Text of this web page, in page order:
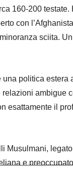
160-200 testate.
con
sciita.
politica estera
ambigue
esattamente il
Musulmani,
e